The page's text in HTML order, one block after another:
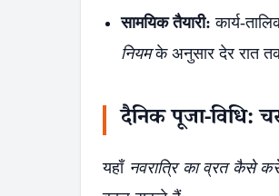
सामयिक तैयारी: कार्य-
नियमके अनुसार देर रात
दैनिक पूजा-विधि:
यहाँ नवरात्रि का व्रत कैसे करें